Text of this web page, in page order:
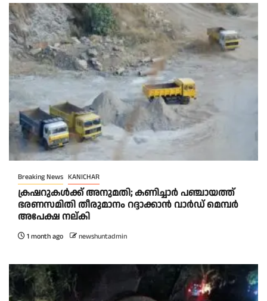
Breaking News KANICHAR
ക്രഷറുകൾക്ക് അനുമതി; കണിച്ചാർ പഞ്ചായത്ത്
ഭരണസമിതി തീരുമാനം റദ്ദാക്കാൻ വാർഡ് മെമ്പർ
അപേക്ഷ നല്കി
1 month ago newshuntadmin